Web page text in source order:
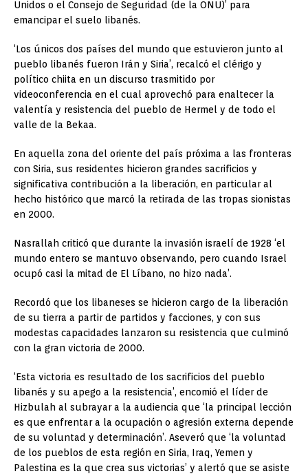
Unidos o el Consejo de Seguridad (de la ONU)’ para
emancipar el suelo libanés.
‘Los únicos dos países del mundo que estuvieron junto al
pueblo libanés fueron Irán y Siria’, recalcó el clérigo y
político chiita en un discurso trasmitido por
videoconferencia en el cual aprovechó para enaltecer la
valentía y resistencia del pueblo de Hermel y de todo el
valle de la Bekaa.
En aquella zona del oriente del país próxima a las fronteras
con Siria, sus residentes hicieron grandes sacrificios y
significativa contribución a la liberación, en particular al
hecho histórico que marcó la retirada de las tropas sionistas
en 2000.
Nasrallah criticó que durante la invasión israelí de 1928 ‘el
mundo entero se mantuvo observando, pero cuando Israel
ocupó casi la mitad de El Líbano, no hizo nada’.
Recordó que los libaneses se hicieron cargo de la liberación
de su tierra a partir de partidos y facciones, y con sus
modestas capacidades lanzaron su resistencia que culminó
con la gran victoria de 2000.
‘Esta victoria es resultado de los sacrificios del pueblo
libanés y su apego a la resistencia’, encomió el líder de
Hizbulah al subrayar a la audiencia que ‘la principal lección
es que enfrentar a la ocupación o agresión externa depende
de su voluntad y determinación’. Aseveró que ‘la voluntad
de los pueblos de esta región en Siria, Iraq, Yemen y
Palestina es la que crea sus victorias’ y alertó que se asiste